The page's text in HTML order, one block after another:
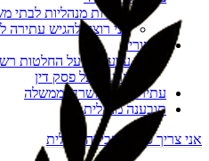
עתירות מנהליות לבתי
אני רוצה להגיש עתירה
ערעורים
ערעורים על החלטות
ערעור על פסק דין
עתירות נגד משרדי ממשלה
תובענה מנהלית
אני צריך סיוע בעבירה פלילית